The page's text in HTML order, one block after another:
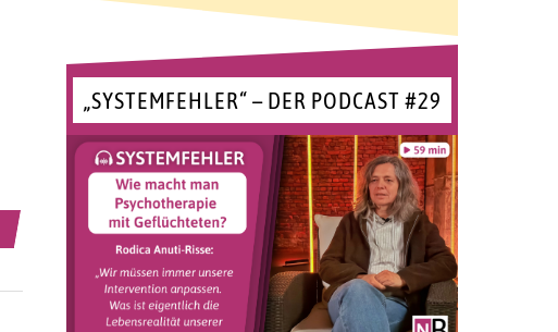
„SYSTEMFEHLER“ – DER PODCAST #29